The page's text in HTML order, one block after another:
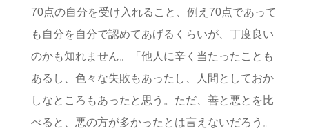
70点の自分を受け入れること、例え70点であって
も自分を自分で認めてあげるくらいが、丁度良い
のかも知れません。「他人に辛く当たったことも
あるし、色々な失敗もあったし、人間としておか
しなところもあったと思う。ただ、善と悪とを比
べると、悪の方が多かったとは言えないだろう。